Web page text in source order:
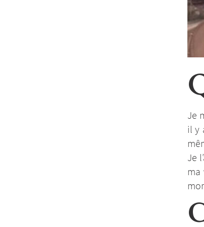
Je
il y
Je
ma